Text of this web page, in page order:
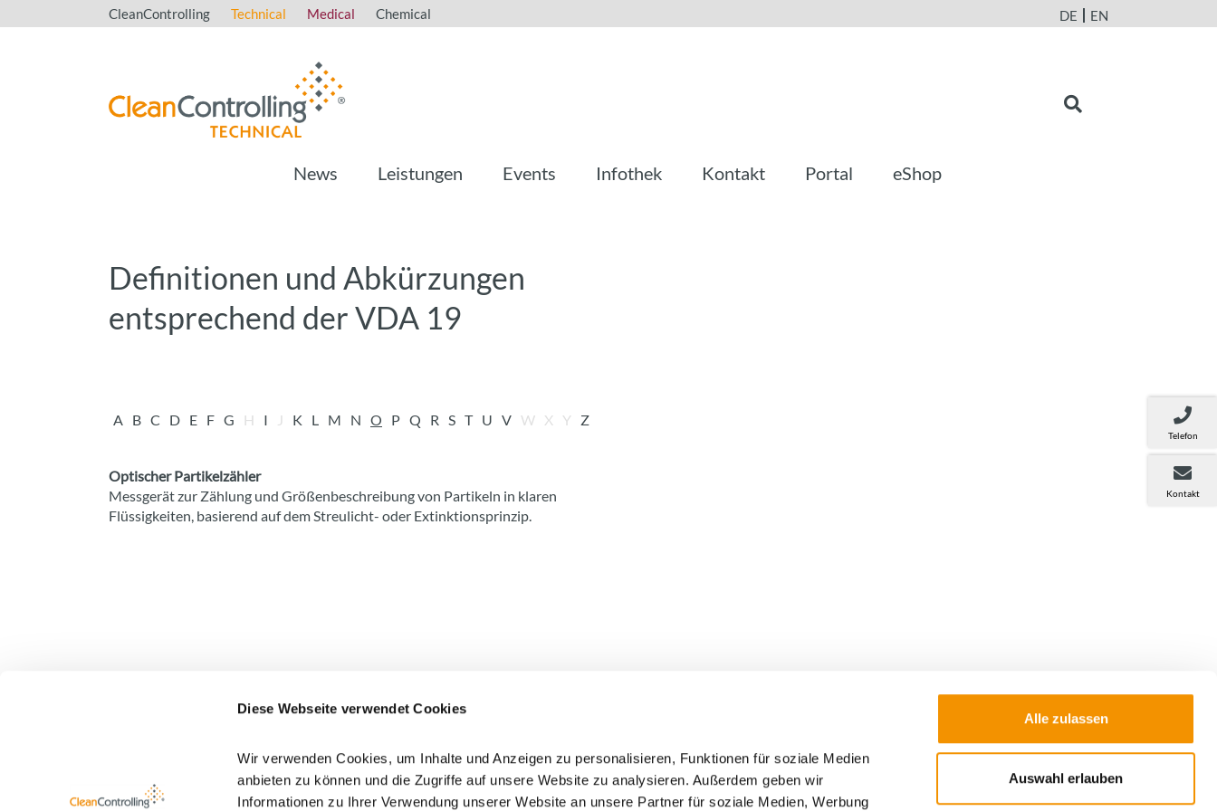
Diese Webseite verwendet Cookies
Wir verwenden Cookies, um Inhalte und Anzeigen zu personalisieren, Funktionen für soziale Medien
anbieten zu können und die Zugriffe auf unsere Website zu analysieren. Außerdem geben wir
Informationen zu Ihrer Verwendung unserer Website an unsere Partner für soziale Medien, Werbung
Alle zulassen
Auswahl erlauben
CleanControlling Technical Medical Chemical DE EN
News Leistungen Events Infothek Kontakt Portal eShop
Definitionen und Abkürzungen
entsprechend der VDA 19
A B C D E F G H I J K L M N O P Q R S T U V W X Y Z
Optischer Partikelzähler
Messgerät zur Zählung und Größenbeschreibung von Partikeln in klaren
Flüssigkeiten, basierend auf dem Streulicht- oder Extinktionsprinzip.
Telefon
Kontakt
Mehr Informationen zu unserem Newsletter finden Sie hier!
Absenden
Ich bin damit einverstanden, dass meine Daten zum Versand des